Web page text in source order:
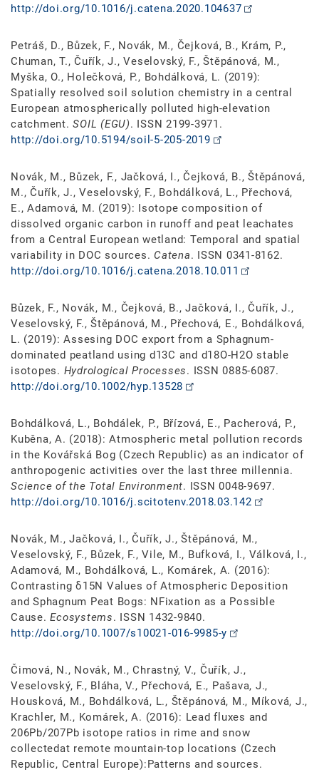
http://doi.org/10.1016/j.catena.2020.104637
Petráš, D., Bůzek, F., Novák, M., Čejková, B., Krám, P.,
Chuman, T., Čuřík, J., Veselovský, F., Štěpánová, M.,
Myška, O., Holečková, P., Bohdálková, L. (2019):
Spatially resolved soil solution chemistry in a central
European atmospherically polluted high-elevation
catchment.SOIL (EGU). ISSN 2199-3971.
http://doi.org/10.5194/soil-5-205-2019
Novák, M., Bůzek, F., Jačková, I., Čejková, B., Štěpánová,
M., Čuřík, J., Veselovský, F., Bohdálková, L., Přechová,
E., Adamová, M. (2019): Isotope composition of
dissolved organic carbon in runoff and peat leachates
from a Central European wetland: Temporal and spatial
variability in DOC sources. Catena. ISSN 0341-8162.
http://doi.org/10.1016/j.catena.2018.10.011
Bůzek, F., Novák, M., Čejková, B., Jačková, I., Čuřík, J.,
Veselovský, F., Štěpánová, M., Přechová, E., Bohdálková,
L. (2019): Assesing DOC export from a Sphagnum-
dominated peatland using d13C and d18O-H2O stable
isotopes. Hydrological Processes. ISSN 0885-6087.
http://doi.org/10.1002/hyp.13528
Bohdálková, L., Bohdálek, P., Břízová, E., Pacherová, P.,
Kuběna, A. (2018): Atmospheric metal pollution records
in the Kovářská Bog (Czech Republic) as an indicator of
anthropogenic activities over the last three millennia.
Science of the Total Environment. ISSN 0048-9697.
http://doi.org/10.1016/j.scitotenv.2018.03.142
Novák, M., Jačková, I., Čuřík, J., Štěpánová, M.,
Veselovský, F., Bůzek, F., Vile, M., Bufková, I., Válková, I.,
Adamová, M., Bohdálková, L., Komárek, A. (2016):
Contrasting δ15N Values of Atmospheric Deposition
and Sphagnum Peat Bogs: NFixation as a Possible
Cause.Ecosystems. ISSN 1432-9840.
http://doi.org/10.1007/s10021-016-9985-y
Čimová, N., Novák, M., Chrastný, V., Čuřík, J.,
Veselovský, F., Bláha, V., Přechová, E., Pašava, J.,
Housková, M., Bohdálková, L., Štěpánová, M., Míková, J.,
Krachler, M., Komárek, A. (2016): Lead fluxes and
206Pb/207Pb isotope ratios in rime and snow
collectedat remote mountain-top locations (Czech
Republic, Central Europe):Patterns and sources.